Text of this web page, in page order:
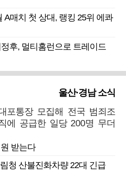
A매치 첫 상대, 랭킹 25위 에콰
후, 멀티홈런으로 트레이드
울산·경남 소식
포통장 모집해 전국 범죄조
에 공급한 일당 200명 무더
받는다
청 산불진화차량 22대 긴급